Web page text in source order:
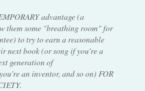
advantage (a
them some "breathing room" for
to try to earn a reasonable
next book (or song if you're a
generation of
an inventor, and so on) FOR